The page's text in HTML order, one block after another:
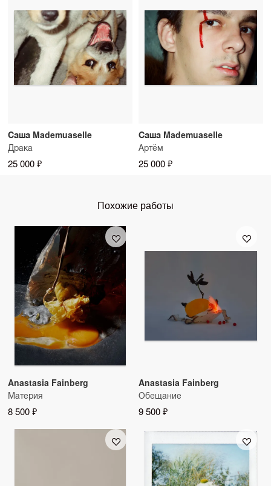
Саша Mademuaselle
Драка
25 000 ₽
Саша Mademuaselle
Артём
25 000 ₽
Похожие работы
Anastasia Fainberg
Материя
8 500 ₽
Anastasia Fainberg
Обещание
9 500 ₽